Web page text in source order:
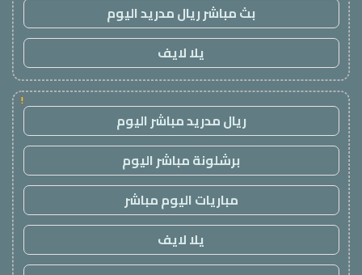
بث مباشر ريال مدريد اليوم
يلا لايف
!
ريال مدريد مباشر اليوم
برشلونة مباشر اليوم
مباريات اليوم مباشر
يلا لايف